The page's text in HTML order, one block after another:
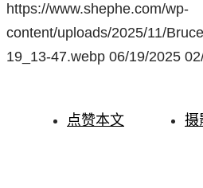
https://www.shephe.com/wp-
content/uploads/2025/11/
19_13-47.webp 06/19/2025
点赞本文 摄